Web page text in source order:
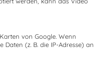
von Google. Wenn
(z. B. die IP-Adresse) an